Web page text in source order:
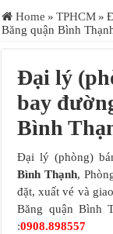
Home » TPHCM »
Băng quận Bình
Đại lý
bay
Bình
Đại lý (phòng)
Bình Thạnh,
đặt, xuất vé và
Băng quận Bình
:0908.898557